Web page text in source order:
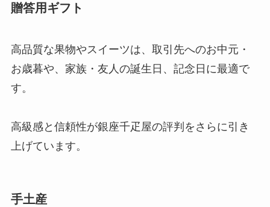
贈答用ギフト
高品質な果物やスイーツは、取引先へのお中元・
お歳暮や、家族・友人の誕生日、記念日に最適で
す。
高級感と信頼性が銀座千疋屋の評判をさらに引き
上げています。
手土産